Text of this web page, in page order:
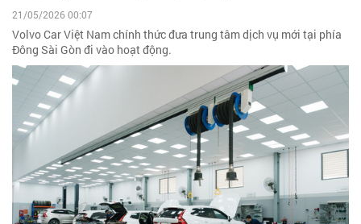
21/05/2026 00:07
Volvo Car Việt Nam chính thức đưa trung tâm dịch vụ mới tại phía
Đông Sài Gòn đi vào hoạt động.